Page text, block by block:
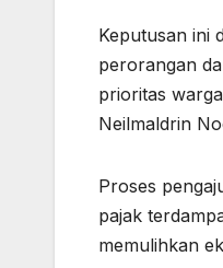
Keputusan ini
perorangan
prioritas
Neilmaldrin
Proses
pajak
memulihkan